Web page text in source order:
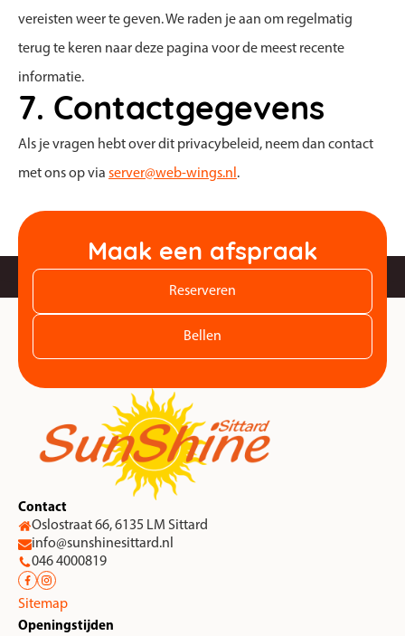
vereisten weer te geven. We raden je aan om regelmatig
terug te keren naar deze pagina voor de meest recente
informatie.
7. Contactgegevens
Als je vragen hebt over dit privacybeleid, neem dan contact
met ons op via server@web-wings.nl .
Maak een afspraak
Reserveren
Bellen
Contact
Oslostraat 66, 6135 LM Sittard
info@sunshinesittard.nl
046 4000819
Sitemap
Openingstijden